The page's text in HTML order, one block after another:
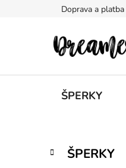
Doprava a platba
ŠPERKY
PPřeskočit
kategorie
K
a
ŠPERKY